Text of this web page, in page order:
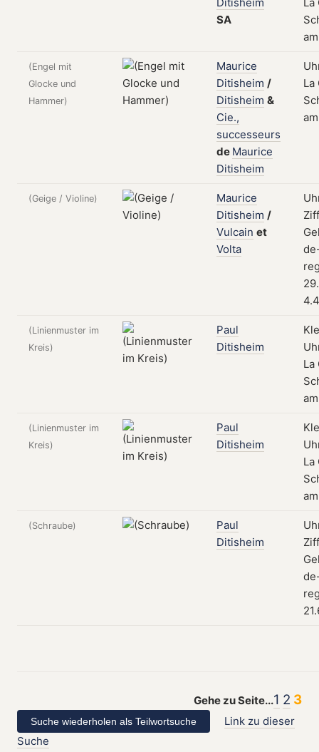
SA
(Engel mit
Glocke und
Hammer)
Maurice
Ditisheim /
Ditisheim &
Cie.,
successeurs
de Maurice
Ditisheim
La
(Geige / Violine)
Maurice
Ditisheim /
Vulcain et
Volta
(Linienmuster im
Kreis)
Paul
Ditisheim
La
(Linienmuster im
Kreis)
Paul
Ditisheim
La
(Schraube)
Paul
Ditisheim
Gehe zu Seite...1 2 3
Link zu dieser
Suche